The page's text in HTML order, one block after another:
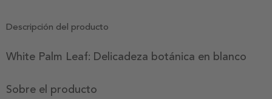
Descripción del producto
White Palm Leaf: Delicadeza botánica en blanco
Sobre el producto